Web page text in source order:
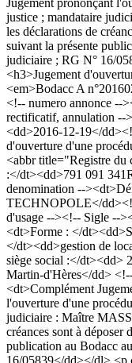
justice ; mandataire
les déclarations de
suivant la présente
judiciaire ; RG N° 16/
<h3>Jugement
<em>Bodacc A
<!-- numero annonce --
rectificatif, annulation
<dd>2016-12-19</
d'ouverture d'une
<abbr title="Registre du
:</dt><dd>791 091
denomination --
TECHNOPOLE</
d'usage --><!-- Sigle --
<dt>Forme : </
</dt><dd>gestion de
siège social :</dt><dd>
Martin-d'Hères</dd>
<dt>Complément
l'ouverture d'une
judiciaire : Maître
créances sont à déposer
publication au Bodacc
16/05839</dd></dl>